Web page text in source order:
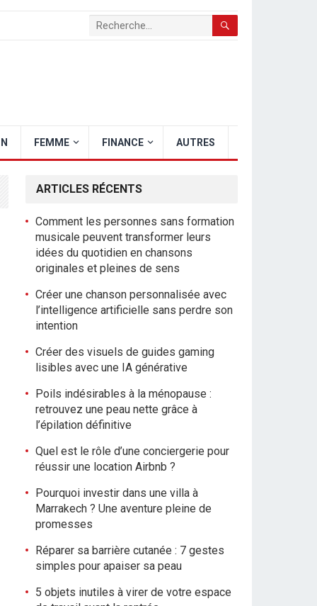
FEMME FINANCE AUTRES
ARTICLES RÉCENTS
Comment les personnes sans formation
musicale peuvent transformer leurs
idées du quotidien en chansons
originales et pleines de sens
Créer une chanson personnalisée avec
l’intelligence artificielle sans perdre son
intention
Créer des visuels de guides gaming
lisibles avec une IA générative
Poils indésirables à la ménopause :
retrouvez une peau nette grâce à
l’épilation définitive
Quel est le rôle d’une conciergerie pour
réussir une location Airbnb ?
Pourquoi investir dans une villa à
Marrakech ? Une aventure pleine de
promesses
Réparer sa barrière cutanée : 7 gestes
simples pour apaiser sa peau
5 objets inutiles à virer de votre espace